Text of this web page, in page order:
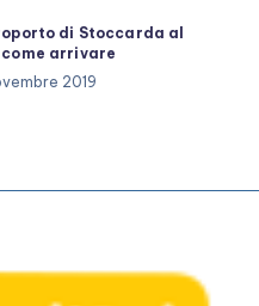
di Stoccarda al
arrivare
2019